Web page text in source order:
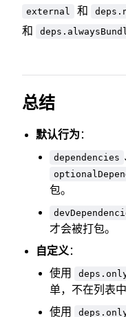
external 和
和
总结
默认行为 ：
dependencies
包。
才会被打包。
自定义 ：
使用
单，不在列表
使用